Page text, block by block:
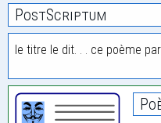
PostScriptum
le titre le dit. . . ce poème